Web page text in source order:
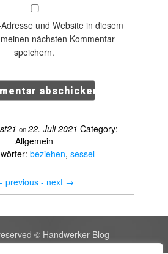
und Website in diesem
nächsten Kommentar
speichern.
on22. Juli 2021 Category:
Allgemein
beziehen, sessel
previous - next →
© Handwerker Blog